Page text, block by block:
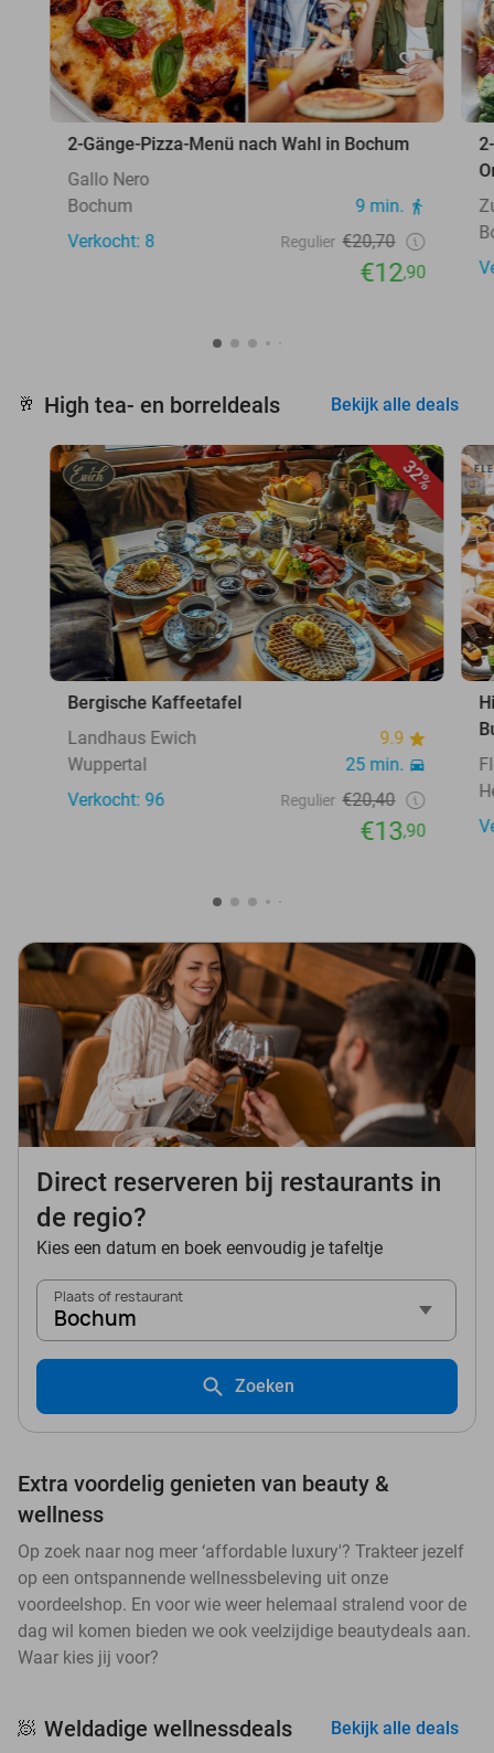
2-Gänge-Pizza-Menü nach Wahl in Bochum
Gallo Nero
Bochum
9 min.
Verkocht: 8
Regulier €20,70
€12,90
🥂 High tea- en borreldeals Bekijk alle deals
32%
Bergische Kaffeetafel
Landhaus Ewich
9.9
Wuppertal
25 min.
Verkocht: 96
Regulier €20,40
€13,90
Direct reserveren bij restaurants in
de regio?
Kies een datum en boek eenvoudig je tafeltje
Plaats of restaurant
Bochum
Zoeken
Extra voordelig genieten van beauty &
wellness
Op zoek naar nog meer ‘affordable luxury'? Trakteer jezelf
op een ontspannende wellnessbeleving uit onze
voordeelshop. En voor wie weer helemaal stralend voor de
dag wil komen bieden we ook veelzijdige beautydeals aan.
Waar kies jij voor?
🧖 Weldadige wellnessdeals Bekijk alle deals